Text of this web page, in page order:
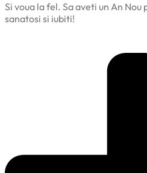
Si voua la fel. Sa aveti un An Nou
sanatosi si iubiti!